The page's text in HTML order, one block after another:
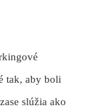
tak, aby boli
slúžia ako